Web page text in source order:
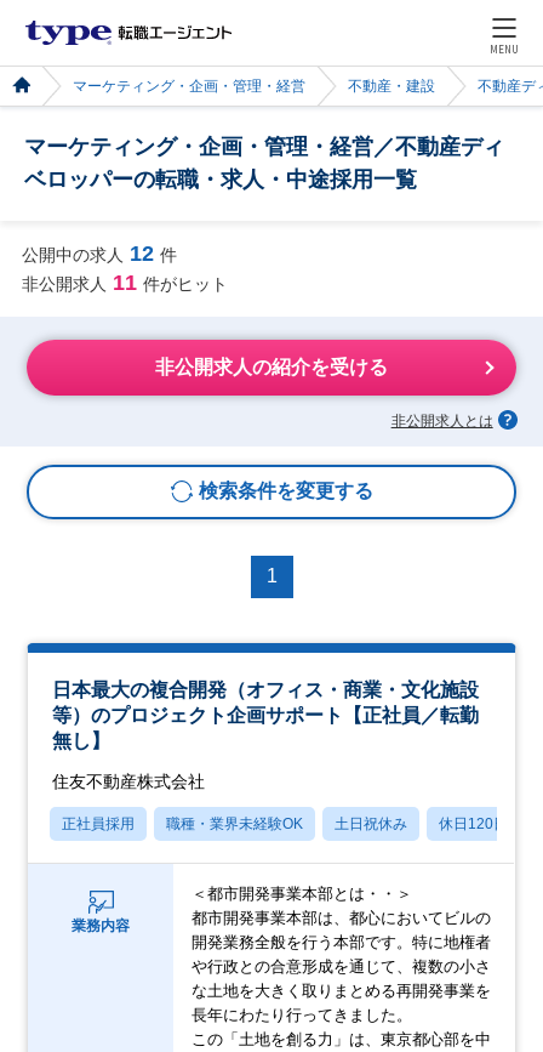
MENU
マーケティング・企画・管理・経営 不動産・建設 不動産デ
マーケティング・企画・管理・経営／不動産ディ
ベロッパーの転職・求人・中途採用一覧
公開中の求人 12 件
非公開求人 11 件がヒット
非公開求人の紹介を受ける
非公開求人とは
検索条件を変更する
1
日本最大の複合開発（オフィス・商業・文化施設
等）のプロジェクト企画サポート【正社員／転勤
無し】
住友不動産株式会社
正社員採用 職種・業界未経験OK 土日祝休み 休日120日以上
業務内容
＜都市開発事業本部とは・・＞
都市開発事業本部は、都心においてビルの
開発業務全般を行う本部です。特に地権者
や行政との合意形成を通じて、複数の小さ
な土地を大きく取りまとめる再開発事業を
長年にわたり行ってきました。
この「土地を創る力」は、東京都心部を中